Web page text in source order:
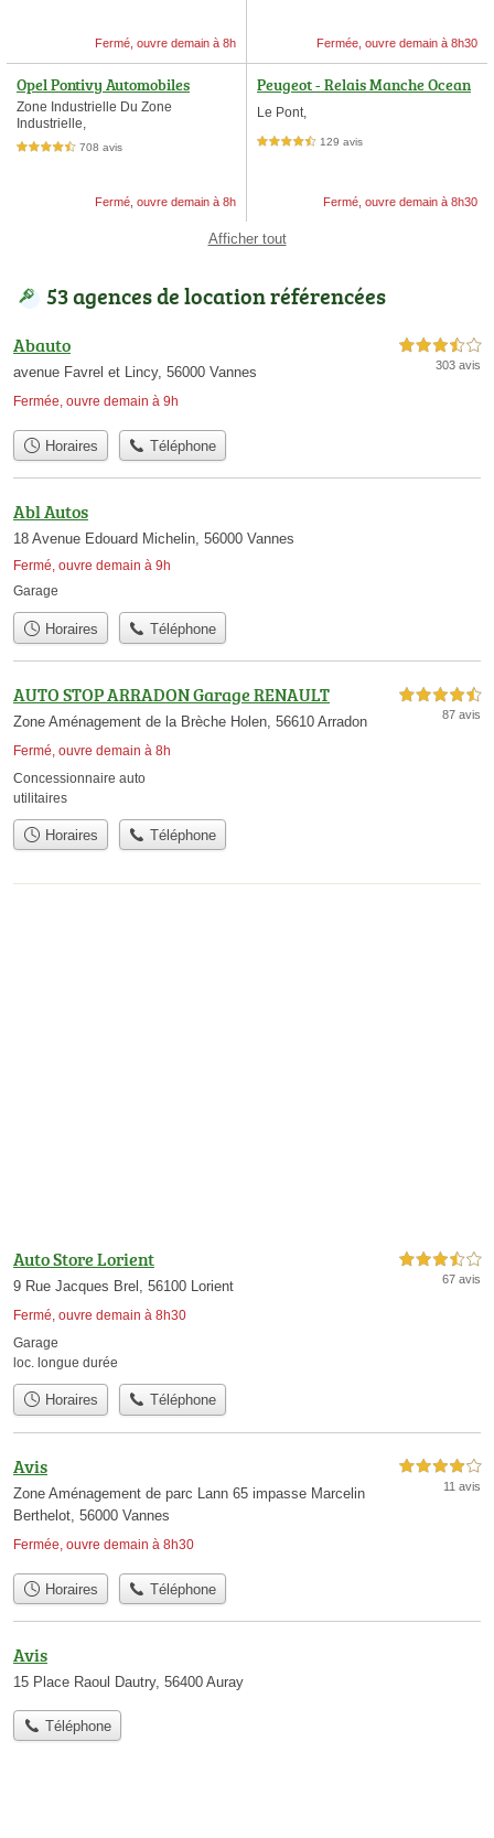
Fermé, ouvre demain à 8h Fermée, ouvre demain à 8h30
Opel Pontivy Automobiles
Zone Industrielle Du Zone
Industrielle,
4,5 étoiles sur 5 708 avis
Fermé, ouvre demain à 8h
Peugeot - Relais Manche Ocean
Le Pont,
4,5 étoiles sur 5 129 avis
Fermé, ouvre demain à 8h30
Afficher tout
53 agences de location référencées
Abauto
avenue Favrel et Lincy, 56000 Vannes
Fermée, ouvre demain à 9h
3,5 étoiles sur 5
303 avis
Horaires Téléphone
Abl Autos
18 Avenue Edouard Michelin, 56000 Vannes
Fermé, ouvre demain à 9h
Garage
Horaires Téléphone
AUTO STOP ARRADON Garage RENAULT
Zone Aménagement de la Brèche Holen, 56610 Arradon
Fermé, ouvre demain à 8h
4,5 étoiles sur 5
87 avis
Concessionnaire auto
utilitaires
Horaires Téléphone
Auto Store Lorient
9 Rue Jacques Brel, 56100 Lorient
Fermé, ouvre demain à 8h30
3,5 étoiles sur 5
67 avis
Garage
loc. longue durée
Horaires Téléphone
Avis
Zone Aménagement de parc Lann 65 impasse Marcelin
Berthelot, 56000 Vannes
Fermée, ouvre demain à 8h30
4,0 étoiles sur 5
11 avis
Horaires Téléphone
Avis
15 Place Raoul Dautry, 56400 Auray
Téléphone